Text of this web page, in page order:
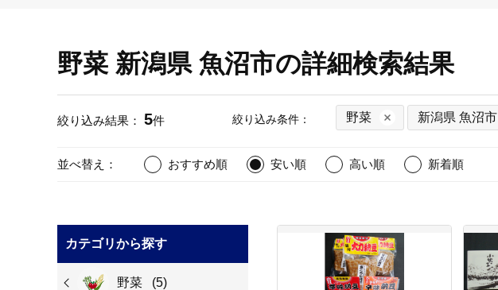
野菜 新潟県 魚沼市の詳細検索結果
絞り込み結果： 5件 絞り込み条件： 野菜 新潟県 魚沼市
並べ替え： おすすめ順 安い順 高い順 新着順
カテゴリから探す
野菜 (5)